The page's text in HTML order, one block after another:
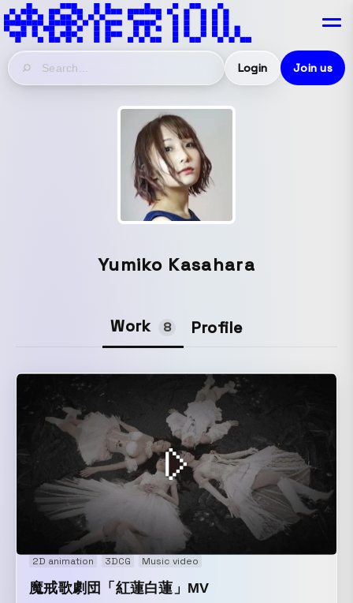
Login Join us
Yumiko Kasahara
Work 8 Profile
2D animation 3DCG Music video
魔戒歌劇団「紅蓮白蓮」MV